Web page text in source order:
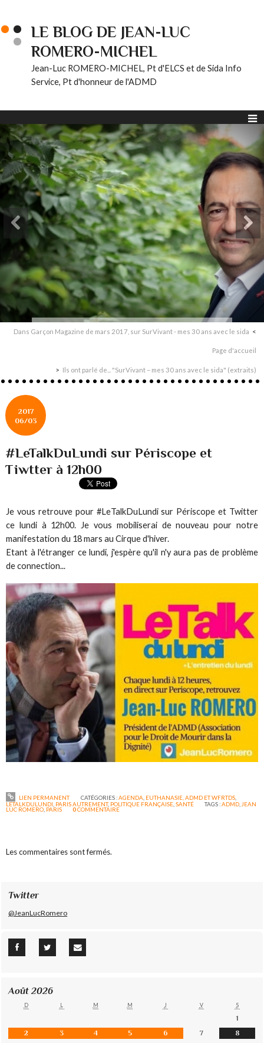
LE BLOG DE JEAN-LUC
ROMERO-MICHEL
Jean-Luc ROMERO-MICHEL, Pt d'ELCS et de Sida Info
Service, Pt d'honneur de l'ADMD
Dans Garçon Magazine de mars 2017, sur SurVivant - mes 30 ans avec le sida
Page d'accueil
Ils ont parlé de... "SurVivant – mes 30 ans avec le sida" (extraits)
2017
06/03
#LeTalkDuLundi sur Périscope et
Tiwtter à 12h00
Je vous retrouve pour #LeTalkDuLundi sur Périscope et Twitter
ce lundi à 12h00. Je vous mobiliserai de nouveau pour notre
manifestation du 18 mars au Cirque d'hiver.
Etant à l'étranger ce lundi, j'espère qu'il n'y aura pas de problème
de connection...
LIEN PERMANENT CATÉGORIES :AGENDA EUTHANASIE, ADMD ET WFRTDS,
LETALKDULUNDI PARIS AUTREMENT, POLITIQUE FRANÇAISE ,SANTÉ TAGS :ADMD JEAN
LUC ROMERO PARIS 0COMMENTAIRE
Les commentaires sont fermés.
Twitter
@JeanLucRomero
Août 2026
D L M M J V S
1
2
3 4 5 6 7
8